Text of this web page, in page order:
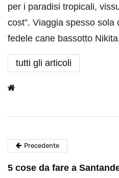
per i paradisi tropicali,
cost”. Viaggia spesso
fedele cane bassotto
tutti gli articoli
Precedente
5 cose da fare a